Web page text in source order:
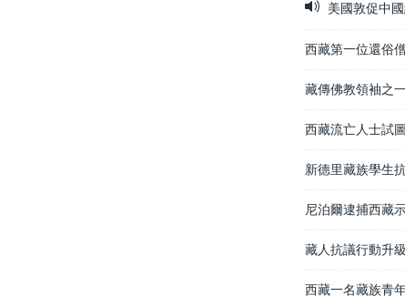
美國敦促中
西藏第一位還俗
藏傳佛教領袖之
西藏流亡人士試
新德里藏族學生
尼泊爾逮捕西藏
藏人抗議行動升
西藏一名藏族青